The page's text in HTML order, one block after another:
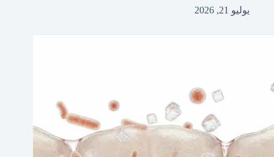
يوليو 21, 2026